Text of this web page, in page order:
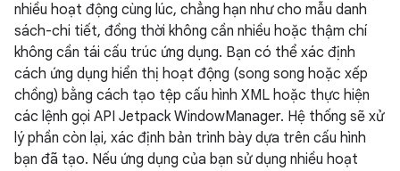
nhiều hoạt động cùng lúc, chẳng hạn như cho mẫu danh
sách-chi tiết, đồng thời không cần nhiều hoặc thậm chí
không cần tái cấu trúc ứng dụng. Bạn có thể xác định
cách ứng dụng hiển thị hoạt động (song song hoặc xếp
chồng) bằng cách tạo tệp cấu hình XML hoặc thực hiện
các lệnh gọi API Jetpack WindowManager. Hệ thống sẽ xử
lý phần còn lại, xác định bản trình bày dựa trên cấu hình
bạn đã tạo. Nếu ứng dụng của bạn sử dụng nhiều hoạt